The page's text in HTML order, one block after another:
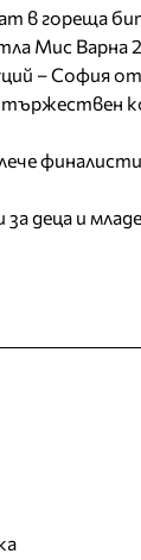
в гореща
Мис Варна
– София
за деца и